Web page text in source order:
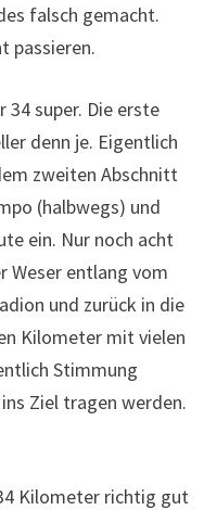
falsch gemacht.
passieren.
super. Die erste
denn je. Eigentlich
zweiten Abschnitt
(halbwegs) und
ein. Nur noch acht
Weser entlang vom
und zurück in die
Kilometer mit vielen
Stimmung
Ziel tragen werden.
Kilometer richtig gut